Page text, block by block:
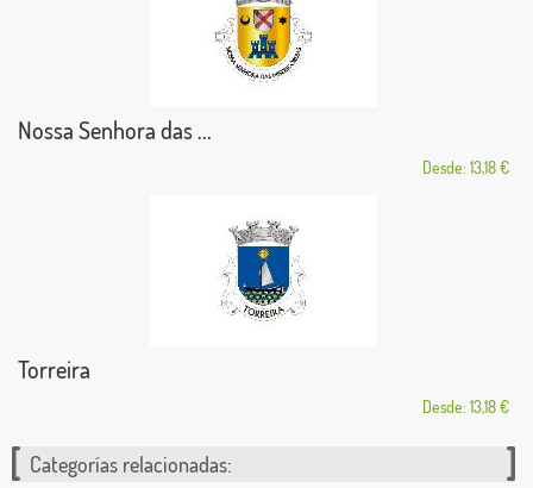
Nossa Senhora das ...
Desde: 13,18 €
Torreira
Desde: 13,18 €
Categorías relacionadas: